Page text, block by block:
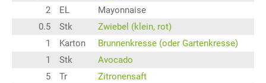
2
EL
Mayonnaise
0.5
Stk
Zwiebel (klein, rot)
1
Karton
Brunnenkresse (oder Gartenkresse)
1
Stk
Avocado
5
Tr
Zitronensaft